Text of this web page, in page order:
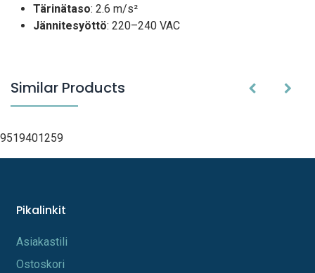
Tärinätaso: 2.6 m/s²
Jännitesyöttö: 220–240 VAC
Similar Products
9519401259
Pikalinkit
A​s​iakastili
Os​toskori